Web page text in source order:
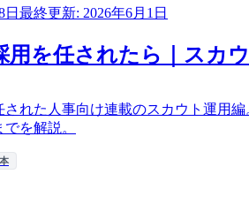
日 最終更新: 2026年6月1日
用を任されたら｜スカ
された人事向け連載のスカウト運用
を解説。